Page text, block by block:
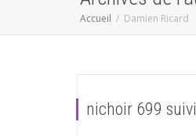
Accueil Damien Ricard
nichoir 699 suivi